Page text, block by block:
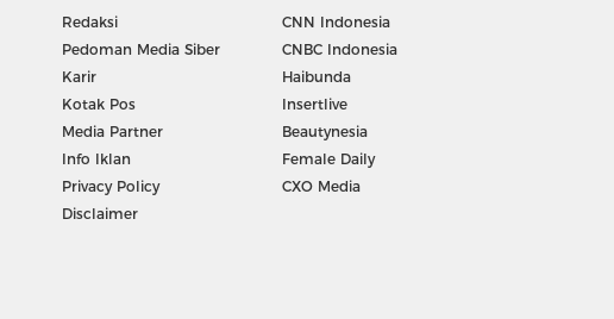
Redaksi
Pedoman Media Siber
Karir
Kotak Pos
Media Partner
Info Iklan
Privacy Policy
Disclaimer
CNN Indonesia
CNBC Indonesia
Haibunda
Insertlive
Beautynesia
Female Daily
CXO Media